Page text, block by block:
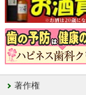
著作権